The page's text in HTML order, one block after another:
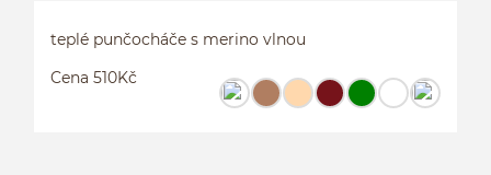
teplé punčocháče s merino vlnou
Cena 510Kč